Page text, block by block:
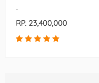
-
RP. 23,400,000